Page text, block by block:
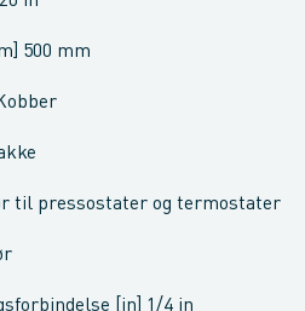
500 mm
til pressostater og termostater
[in] 1/4 in